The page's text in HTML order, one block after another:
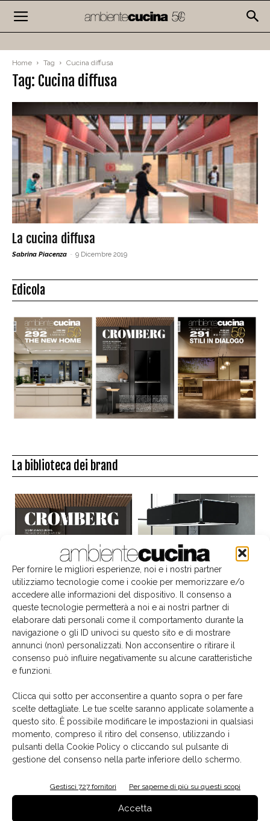
Per fornire le migliori esperienze, noi e i nostri partner
utilizziamo tecnologie come i cookie per memorizzare e/o
accedere alle informazioni del dispositivo. Il consenso a
queste tecnologie permetterà a noi e ai nostri partner di
elaborare dati personali come il comportamento durante la
navigazione o gli ID univoci su questo sito e di mostrare
annunci (non) personalizzati. Non acconsentire o ritirare il
consenso può influire negativamente su alcune caratteristiche
e funzioni.
Clicca qui sotto per acconsentire a quanto sopra o per fare
scelte dettagliate. Le tue scelte saranno applicate solamente a
questo sito. È possibile modificare le impostazioni in qualsiasi
momento, compreso il ritiro del consenso, utilizzando i
pulsanti della Cookie Policy o cliccando sul pulsante di
gestione del consenso nella parte inferiore dello schermo.
Gestisci 727 fornitori Per saperne di più su questi scopi
Accetta
Home Tag Cucina diffusa
Tag: Cucina diffusa
La cucina diffusa
Sabrina Piacenza - 9 Dicembre 2019
Edicola
La biblioteca dei brand